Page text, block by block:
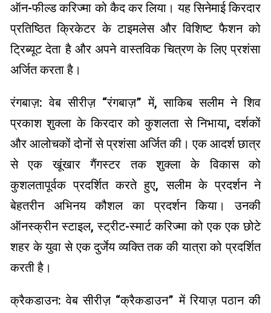
ऑन-फील्ड करिज्मा को कैद कर लिया। यह सिनेमाई किरदार
प्रतिष्ठित क्रिकेटर के टाइमलेस और विशिष्ट फैशन को
ट्रिब्यूट देता है और अपने वास्तविक चित्रण के लिए प्रशंसा
अर्जित करता है।
रंगबाज़: वेब सीरीज़ “रंगबाज़” में, साकिब सलीम ने शिव
प्रकाश शुक्ला के किरदार को कुशलता से निभाया, दर्शकों
और आलोचकों दोनों से प्रशंसा अर्जित की। एक आदर्श छात्र
से एक खूंखार गैंगस्टर तक शुक्ला के विकास को
कुशलतापूर्वक प्रदर्शित करते हुए, सलीम के प्रदर्शन ने
बेहतरीन अभिनय कौशल का प्रदर्शन किया। उनकी
ऑनस्क्रीन स्टाइल, स्ट्रीट-स्मार्ट करिज्मा को एक एक छोटे
शहर के युवा से एक दुर्जेय व्यक्ति तक की यात्रा को प्रदर्शित
करती है।
क्रैकडाउन: वेब सीरीज़ “क्रैकडाउन” में रियाज़ पठान की